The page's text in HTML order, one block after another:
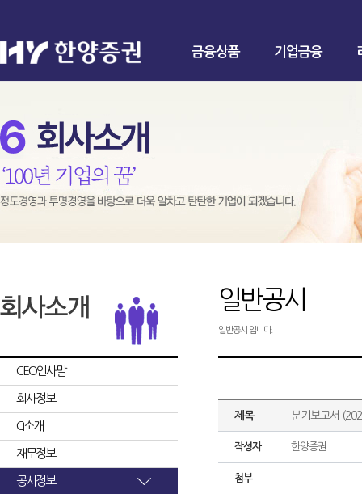
금융상품 기업금융
CEO인사말
회사정보
CI소개
재무정보
공시정보
일반공시
일반공시 입니다.
제목 분기보고서
작성자 한양증권
첨부